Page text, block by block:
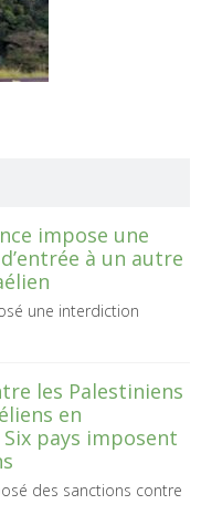
impose une
à un autre
une interdiction
les Palestiniens
en
pays imposent
des sanctions contre